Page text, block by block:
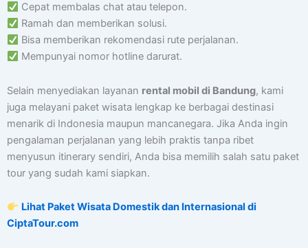
Cepat membalas chat atau telepon.
Ramah dan memberikan solusi.
Bisa memberikan rekomendasi rute perjalanan.
Mempunyai nomor hotline darurat.
Selain menyediakan layanan rental mobil di Bandung, kami
juga melayani paket wisata lengkap ke berbagai destinasi
menarik di Indonesia maupun mancanegara. Jika Anda ingin
pengalaman perjalanan yang lebih praktis tanpa ribet
menyusun itinerary sendiri, Anda bisa memilih salah satu paket
tour yang sudah kami siapkan.
Lihat Paket Wisata Domestik dan Internasional di
CiptaTour.com